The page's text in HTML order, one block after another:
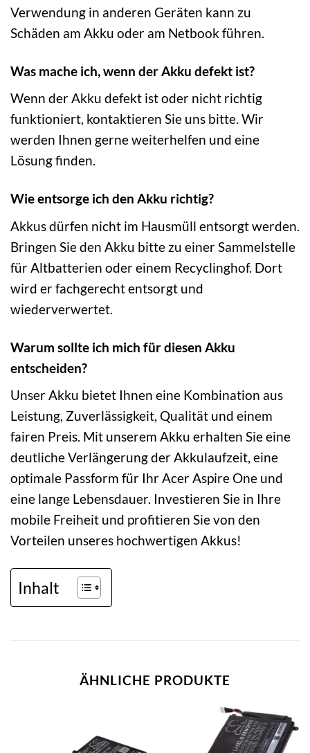
Verwendung in anderen Geräten kann zu
Schäden am Akku oder am Netbook führen.
Was mache ich, wenn der Akku defekt ist?
Wenn der Akku defekt ist oder nicht richtig
funktioniert, kontaktieren Sie uns bitte. Wir
werden Ihnen gerne weiterhelfen und eine
Lösung finden.
Wie entsorge ich den Akku richtig?
Akkus dürfen nicht im Hausmüll entsorgt werden.
Bringen Sie den Akku bitte zu einer Sammelstelle
für Altbatterien oder einem Recyclinghof. Dort
wird er fachgerecht entsorgt und
wiederverwertet.
Warum sollte ich mich für diesen Akku
entscheiden?
Unser Akku bietet Ihnen eine Kombination aus
Leistung, Zuverlässigkeit, Qualität und einem
fairen Preis. Mit unserem Akku erhalten Sie eine
deutliche Verlängerung der Akkulaufzeit, eine
optimale Passform für Ihr Acer Aspire One und
eine lange Lebensdauer. Investieren Sie in Ihre
mobile Freiheit und profitieren Sie von den
Vorteilen unseres hochwertigen Akkus!
Inhalt
ÄHNLICHE PRODUKTE